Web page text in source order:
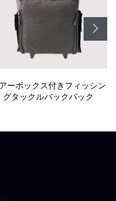
輪付き防水ローリングダッフ
ルバッグ トラベルラゲージ